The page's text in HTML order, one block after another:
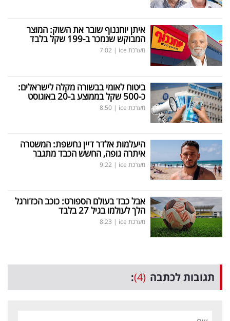
איתן יוחננוף שובר את השוק: המוצר
המבוקש שנמכר ב-199 שקל בלבד
מערכת ice |
7:02
ביטוח לאומי בבשורה מקלה לישראלים:
כ-500 שקל בממוצע ב-20 באוגוסט
מערכת ice |
8:50
היעלמות אלדר דיין נחשפת: המשטרה
איתרה גופה, החשש הכבד מתגבר
מערכת ice |
9:22
אבל כבד בעולם הספורט: כוכב הכדורגל
הלך לעולמו בגיל 27 בלבד
מערכת ice |
8:23
תגובות לכתבה (4)
: